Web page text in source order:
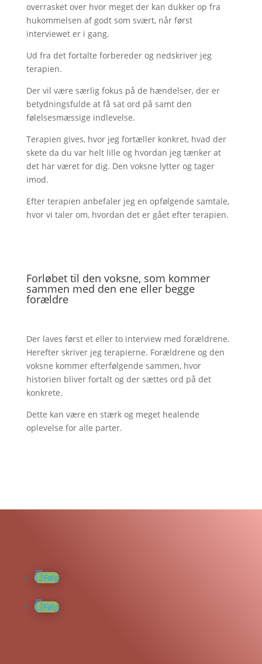
overrasket over hvor meget der kan dukker op fra
hukommelsen af godt som svært, når først
interviewet er i gang.
Ud fra det fortalte forbereder og nedskriver jeg
terapien.
Der vil være særlig fokus på de hændelser, der er
betydningsfulde at få sat ord på samt den
følelsesmæssige indlevelse.
Terapien gives, hvor jeg fortæller konkret, hvad der
skete da du var helt lille og hvordan jeg tænker at
det har været for dig. Den voksne lytter og tager
imod.
Efter terapien anbefaler jeg en opfølgende samtale,
hvor vi taler om, hvordan det er gået efter terapien.
Forløbet til den voksne, som kommer
sammen med den ene eller begge
forældre
Der laves først et eller to interview med forældrene.
Herefter skriver jeg terapierne. Forældrene og den
voksne kommer efterfølgende sammen, hvor
historien bliver fortalt og der sættes ord på det
konkrete.
Dette kan være en stærk og meget healende
oplevelse for alle parter.
Følg
Følg